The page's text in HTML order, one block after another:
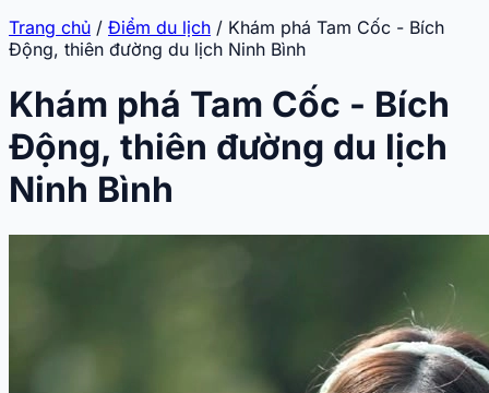
Trang chủ / Điểm du lịch / Khám phá Tam Cốc - Bích
Động, thiên đường du lịch Ninh Bình
Khám phá Tam Cốc - Bích
Động, thiên đường du lịch
Ninh Bình